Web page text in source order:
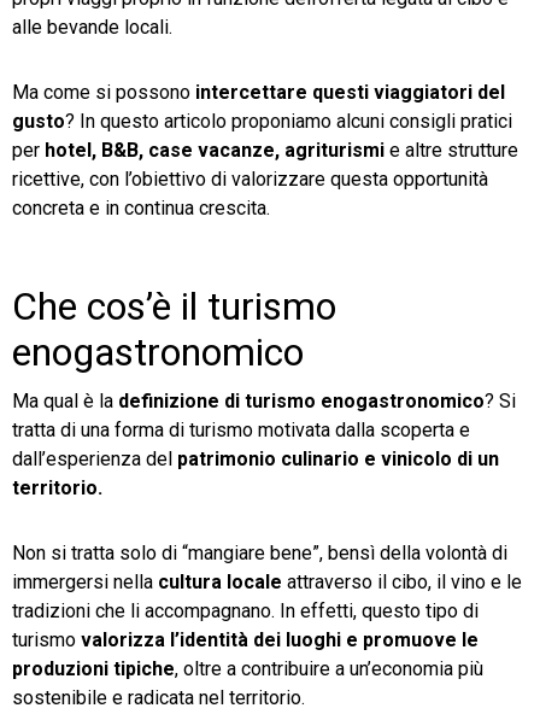
alle bevande locali.
Ma come si possono intercettare questi viaggiatori del
gusto? In questo articolo proponiamo alcuni consigli pratici
per hotel, B&B, case vacanze, agriturismi e altre strutture
ricettive, con l’obiettivo di valorizzare questa opportunità
concreta e in continua crescita.
Che cos’è il turismo
enogastronomico
Ma qual è la definizione di turismo enogastronomico? Si
tratta di una forma di turismo motivata dalla scoperta e
dall’esperienza del patrimonio culinario e vinicolo di un
territorio.
Non si tratta solo di “mangiare bene”, bensì della volontà di
immergersi nella cultura locale attraverso il cibo, il vino e le
tradizioni che li accompagnano. In effetti, questo tipo di
turismo valorizza l’identità dei luoghi e promuove le
produzioni tipiche, oltre a contribuire a un’economia più
sostenibile e radicata nel territorio.